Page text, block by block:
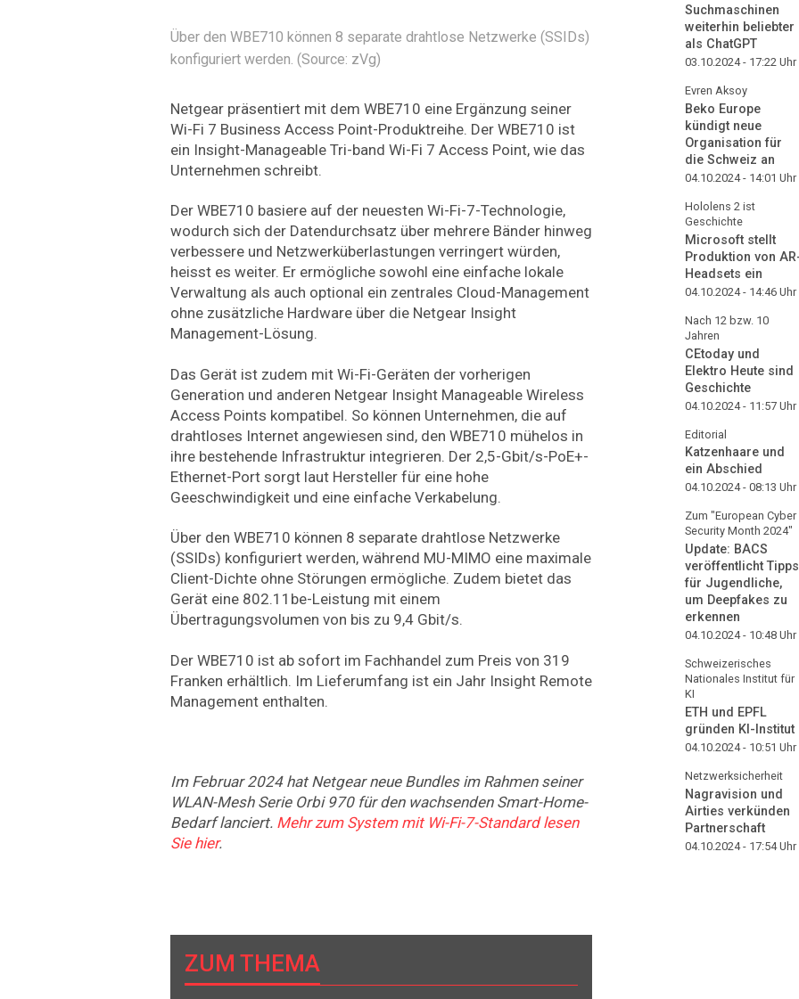
Über den WBE710 können 8 separate drahtlose Netzwerke (SSIDs)
konfiguriert werden. (Source: zVg)
Netgear präsentiert mit dem WBE710 eine Ergänzung seiner
Wi-Fi 7 Business Access Point-Produktreihe. Der WBE710 ist
ein Insight-Manageable Tri-band Wi-Fi 7 Access Point, wie das
Unternehmen schreibt.
Der WBE710 basiere auf der neuesten Wi-Fi-7-Technologie,
wodurch sich der Datendurchsatz über mehrere Bänder hinweg
verbessere und Netzwerküberlastungen verringert würden,
heisst es weiter. Er ermögliche sowohl eine einfache lokale
Verwaltung als auch optional ein zentrales Cloud-Management
ohne zusätzliche Hardware über die Netgear Insight
Management-Lösung.
Das Gerät ist zudem mit Wi-Fi-Geräten der vorherigen
Generation und anderen Netgear Insight Manageable Wireless
Access Points kompatibel. So können Unternehmen, die auf
drahtloses Internet angewiesen sind, den WBE710 mühelos in
ihre bestehende Infrastruktur integrieren. Der 2,5-Gbit/s-PoE+-
Ethernet-Port sorgt laut Hersteller für eine hohe
Geeschwindigkeit und eine einfache Verkabelung.
Über den WBE710 können 8 separate drahtlose Netzwerke
(SSIDs) konfiguriert werden, während MU-MIMO eine maximale
Client-Dichte ohne Störungen ermögliche. Zudem bietet das
Gerät eine 802.11be-Leistung mit einem
Übertragungsvolumen von bis zu 9,4 Gbit/s.
Der WBE710 ist ab sofort im Fachhandel zum Preis von 319
Franken erhältlich. Im Lieferumfang ist ein Jahr Insight Remote
Management enthalten.
Im Februar 2024 hat Netgear neue Bundles im Rahmen seiner
WLAN-Mesh Serie Orbi 970 für den wachsenden Smart-Home-
Bedarf lanciert. Mehr zum System mit Wi-Fi-7-Standard lesen
Sie hier.
ZUM THEMA
Suchmaschinen
weiterhin beliebter
als ChatGPT
03.10.2024 - 17:22 Uhr
Evren Aksoy
Beko Europe
kündigt neue
Organisation für
die Schweiz an
04.10.2024 - 14:01 Uhr
Hololens 2 ist
Geschichte
Microsoft stellt
Produktion von
Headsets ein
04.10.2024 - 14:46 Uhr
Nach 12 bzw. 10
Jahren
CEtoday und
Elektro Heute sind
Geschichte
04.10.2024 - 11:57 Uhr
Editorial
Katzenhaare und
ein Abschied
04.10.2024 - 08:13 Uhr
Zum "European Cyber
Security Month 2024"
Update: BACS
veröffentlicht Tipps
für Jugendliche,
um Deepfakes zu
erkennen
04.10.2024 - 10:48 Uhr
Schweizerisches
Nationales Institut für
KI
ETH und EPFL
gründen KI-Institut
04.10.2024 - 10:51 Uhr
Netzwerksicherheit
Nagravision und
Airties verkünden
Partnerschaft
04.10.2024 - 17:54Uhr